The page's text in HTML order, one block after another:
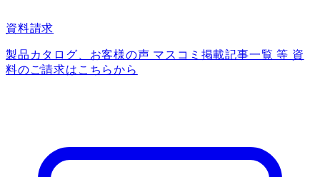
資料請求
製品カタログ、お客様の声 マスコミ掲載記事一覧 等 資
料のご請求はこちらから